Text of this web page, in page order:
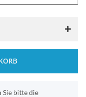
Sie bitte die